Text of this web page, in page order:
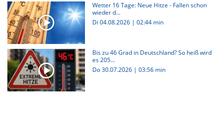
Wetter 16 Tage: Neue Hitze - Fallen schon
wieder d...
Di 04.08.2026 | 02:44 min
Bis zu 46 Grad in Deutschland? So heiß wird
es 205...
Do 30.07.2026 | 03:56 min